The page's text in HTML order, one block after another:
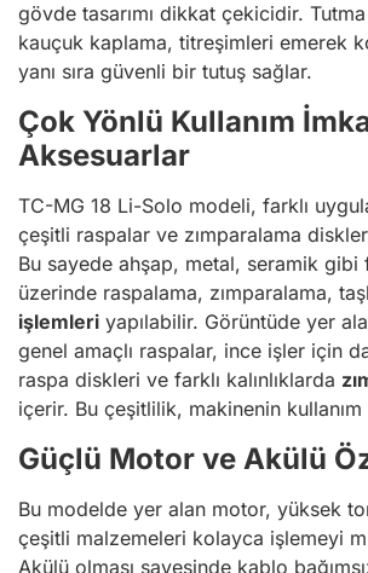
gövde tasarımı dikkat çekicidir.
kauçuk kaplama, titreşimleri emerek
yanı sıra güvenli bir tutuş sağlar.
Çok Yönlü Kullanım
Aksesuarlar
TC-MG 18 Li-Solo modeli, farklı
çeşitli raspalar ve zımparalama
Bu sayede ahşap, metal, seramik gibi
üzerinde raspalama, zımparalama,
işlemleri yapılabilir. Görüntüde yer
genel amaçlı raspalar, ince işler için
raspa diskleri ve farklı kalınlıklarda
içerir. Bu çeşitlilik, makinenin kullanım
Güçlü Motor ve Akülü
Bu modelde yer alan motor, yüksek
çeşitli malzemeleri kolayca işlemeyi
Akülü olması sayesinde kablo